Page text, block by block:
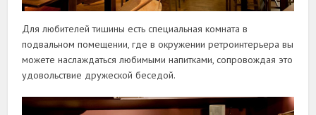
Для любителей тишины есть специальная комната в
подвальном помещении, где в окружении ретроинтерьера вы
можете наслаждаться любимыми напитками, сопровождая это
удовольствие дружеской беседой.